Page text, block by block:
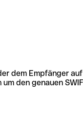
dem Empfänger
den genauen